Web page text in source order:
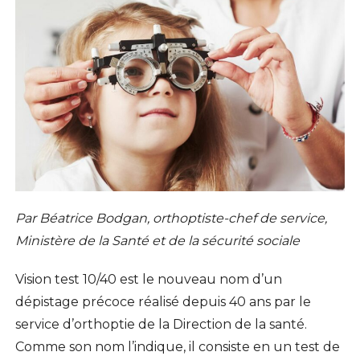
Par Béatrice Bodgan, orthoptiste-chef de service,
Ministère de la Santé et de la sécurité sociale
Vision test 10/40 est le nouveau nom d’un
dépistage précoce réalisé depuis 40 ans par le
service d’orthoptie de la Direction de la santé.
Comme son nom l’indique, il consiste en un test de